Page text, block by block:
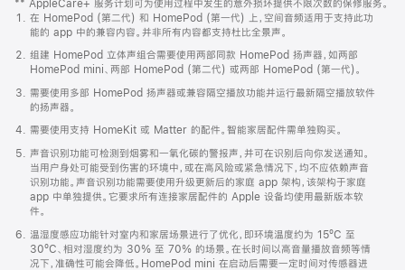
窗
口
中
打
开)
** AppleCare+ 服务计划可为使用过程中发生的意外损坏提供不限次数的保修服务。
在 HomePod (第二代) 和 HomePod (第一代) 上，空间音频适用于支持此功
能的 app 中的兼容内容。并非所有内容都支持杜比全景声。
组建 HomePod 立体声组合需要使用两部同款 HomePod 扬声器，如两部
HomePod mini、两部 HomePod (第二代) 或两部 HomePod (第一代)。
需要使用多部 HomePod 扬声器或兼容隔空播放功能并运行最新隔空播放软件
的扬声器。
需要使用支持 HomeKit 或 Matter 的配件。智能家居配件需单独购买。
声音识别功能可检测到烟雾和一氧化碳的警报声，并可在识别后向你发送通知。
当用户身处可能受到伤害的环境中，或在高风险或紧急情况下，均不应依赖声音
识别功能。声音识别功能需要使用升级更新后的家庭 app 架构，该架构于家庭
app 中单独提供。它要求所有连接家居配件的 Apple 设备均使用最新版本软
件。
温湿度感应功能针对室内和家居场景进行了优化，即环境温度约为 15ºC 至
30ºC、相对湿度约为 30% 至 70% 的场景。在长时间以高音量播放音频等情
况下，准确性可能会降低。HomePod mini 在启动后需要一定时间对传感器进